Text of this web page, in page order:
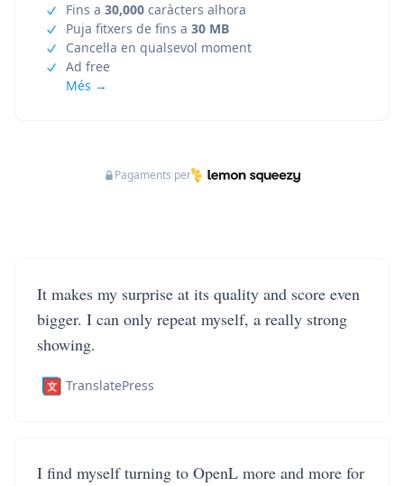
Fins a 30,000 caràcters alhora
Puja fitxers de fins a 30 MB
Cancel·la en qualsevol moment
Ad free
Més →
Pagaments per
It makes my surprise at its quality and score even
bigger. I can only repeat myself, a really strong
showing.
TranslatePress
I find myself turning to OpenL more and more for